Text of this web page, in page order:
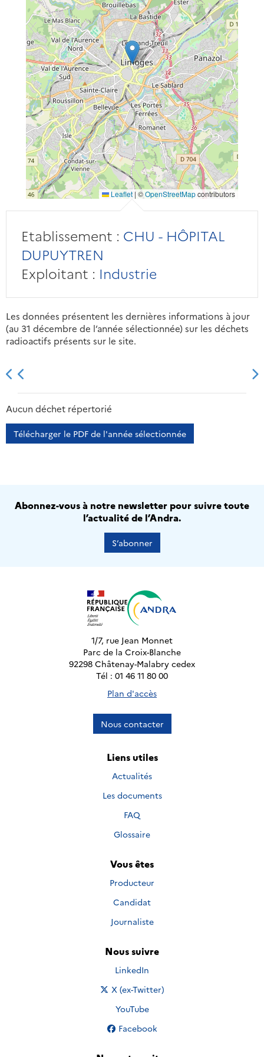
Leaflet | ©OpenStreetMapcontributors
Etablissement : CHU - HÔPITAL
DUPUYTREN
Exploitant : Industrie
Les données présentent les dernières informations à jour
(au 31 décembre de l’année sélectionnée) sur les déchets
radioactifs présents sur le site.
2013 2014
Aucun déchet répertorié
Télécharger le PDF de l'année sélectionnée
Abonnez-vous à notre newsletter pour suivre toute
l’actualité de l’Andra.
S’abonner
1/7, rue Jean Monnet
Parc de la Croix-Blanche
92298 Châtenay-Malabry cedex
Tél : 01 46 11 80 00
Plan d'accès
Nous contacter
Liens utiles
Actualités
Les documents
FAQ
Glossaire
Vous êtes
Producteur
Candidat
Journaliste
Nous suivre
Nous suivre sur
LinkedIn
Nous suivre sur
X (ex-Twitter)
Nous suivre sur
YouTube
Nous suivre sur
Facebook